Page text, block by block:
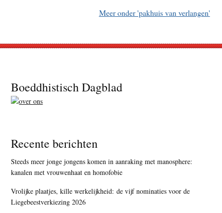
Meer onder 'pakhuis van verlangen'
Footer
Boeddhistisch Dagblad
Recente berichten
Steeds meer jonge jongens komen in aanraking met manosphere:
kanalen met vrouwenhaat en homofobie
Vrolijke plaatjes, kille werkelijkheid: de vijf nominaties voor de
Liegebeestverkiezing 2026